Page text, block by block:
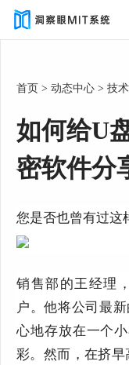
首页 > 动态中心 > 技
如何给U
密软件分
您是否也曾有过这
销售部的王经理
户。他将公司最
心地存放在一个
彩。然而，在挤